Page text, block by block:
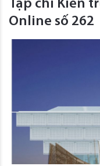
Tạp chí Kiến
Online số 262